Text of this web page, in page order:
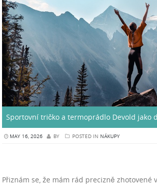
Sportovní tričko a termoprádlo Devold jako
MAY 16, 2026 BY POSTED IN NÁKUPY
Přiznám se, že mám rád precizně zhotovené